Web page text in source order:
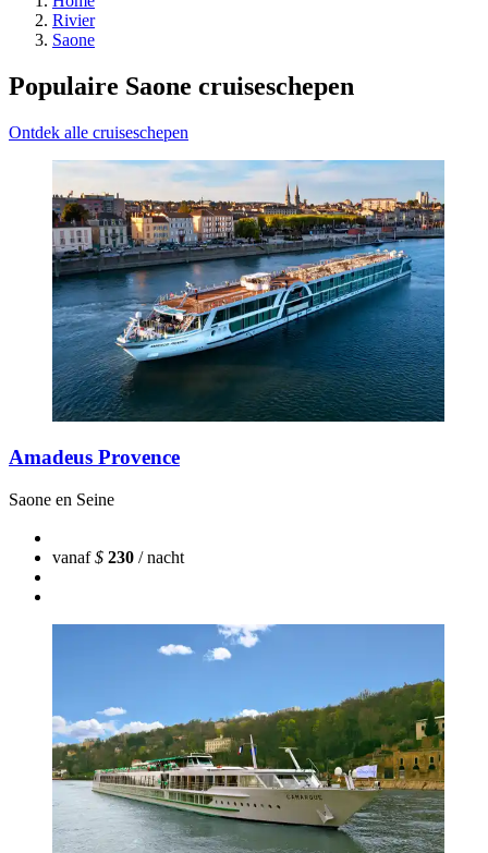
Rivier
Saone
Populaire Saone cruiseschepen
Ontdek alle cruiseschepen
Amadeus Provence
Saone en Seine
vanaf$ 230 / nacht